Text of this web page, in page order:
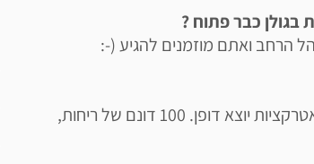
כבר פתוח ?
הרחב ואתם מוזמנים להגיע (-:
בוסתן בראשית הוא אתר אטרקציות יוצא דופן. 100 דונם של ריחות,